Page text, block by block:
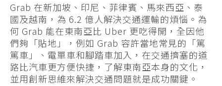
Grab 在新加坡、印尼、菲律賓、馬來西亞、泰
國及越南，為 6.2 億人解決交通運輸的煩惱。為
何 Grab 能在東南亞比 Uber 更吃得開，全因他
們夠「貼地」，例如 Grab 容許當地常見的「篤
篤車」、電單車和腳踏車加入，在交通擠塞的道
路比汽車更方便快捷，了解東南亞本身的文化，
並用創新思維來解決交通問題就是成功關鍵。